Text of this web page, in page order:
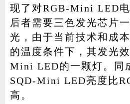
现了对RGB-Mini LED电
后者需要三色发光芯片
光，由于当前技术和成
的温度条件下，其发光
Mini LED的一颗灯。同
SQD-Mini LED亮度比
高。